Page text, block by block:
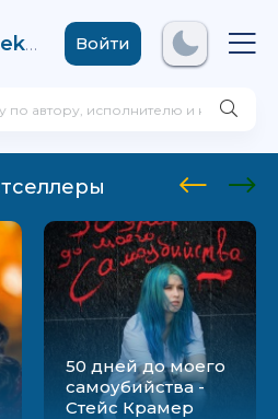
Online-biblioteka .comВойти
50 дней до моего
самоубийства -
Стейс Крамер